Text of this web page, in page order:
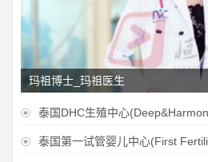
玛祖博士_玛祖医生
 泰国DHC生殖中心
 泰国第一试管婴儿中心(First